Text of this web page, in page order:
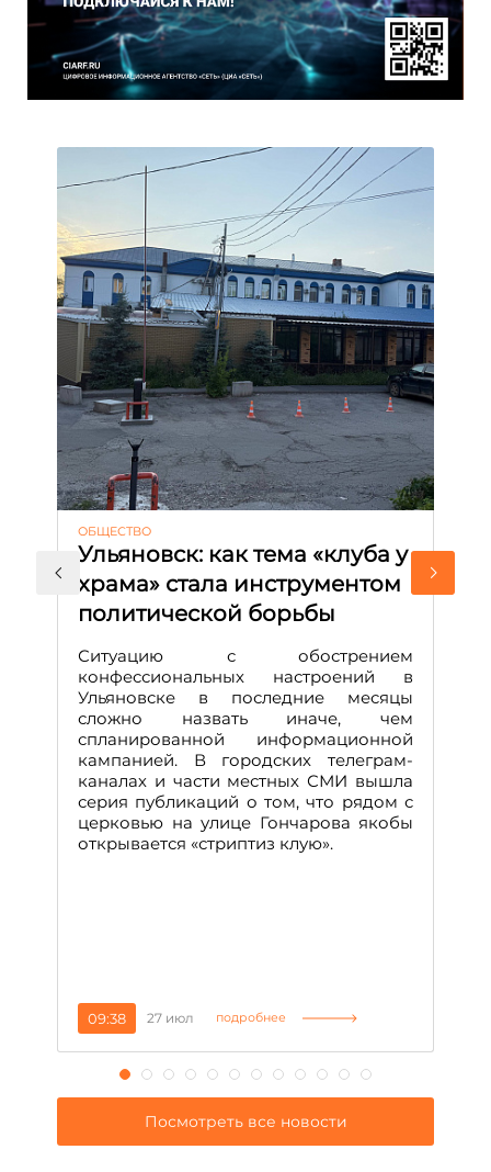
ОБЩЕСТВО
Ульяновск: как тема «клуба у
храма» стала инструментом
политической борьбы
Ситуацию с обострением
конфессиональных настроений в
Ульяновске в последние месяцы
сложно назвать иначе, чем
спланированной информационной
кампанией. В городских телеграм-
каналах и части местных СМИ вышла
серия публикаций о том, что рядом с
церковью на улице Гончарова якобы
открывается «стриптиз клую».
09:38 27 июл подробнее
Посмотреть все новости